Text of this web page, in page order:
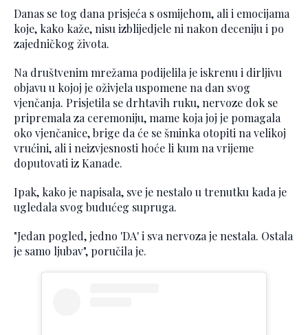
Danas se tog dana prisjeća s osmijehom, ali i emocijama
koje, kako kaže, nisu izblijedjele ni nakon deceniju i po
zajedničkog života.
Na društvenim mrežama podijelila je iskrenu i dirljivu
objavu u kojoj je oživjela uspomene na dan svog
vjenčanja. Prisjetila se drhtavih ruku, nervoze dok se
pripremala za ceremoniju, mame koja joj je pomagala
oko vjenčanice, brige da će se šminka otopiti na velikoj
vrućini, ali i neizvjesnosti hoće li kum na vrijeme
doputovati iz Kanade.
Ipak, kako je napisala, sve je nestalo u trenutku kada je
ugledala svog budućeg supruga.
"Jedan pogled, jedno 'DA' i sva nervoza je nestala. Ostala
je samo ljubav", poručila je.